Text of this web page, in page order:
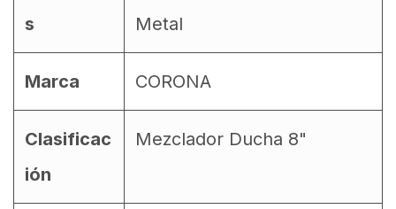
s
Metal
Marca CORONA
Clasificac
ión
Mezclador Ducha 8"